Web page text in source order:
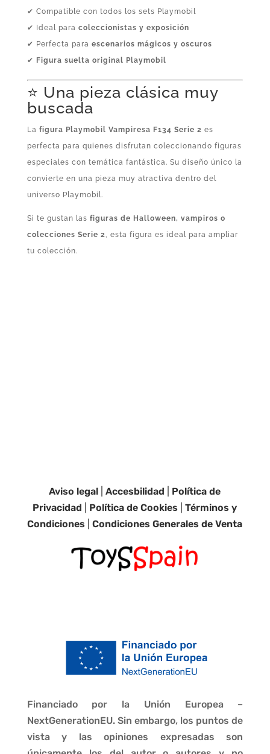
✔ Compatible con todos los sets Playmobil
✔ Ideal para coleccionistas y exposición
✔ Perfecta para escenarios mágicos y oscuros
✔ Figura suelta original Playmobil
⭐ Una pieza clásica muy
buscada
La figura Playmobil Vampiresa F134 Serie 2 es
perfecta para quienes disfrutan coleccionando figuras
especiales con temática fantástica. Su diseño único la
convierte en una pieza muy atractiva dentro del
universo Playmobil.
Si te gustan las figuras de Halloween, vampiros o
colecciones Serie 2
, esta figura es ideal para ampliar
tu colección.
Aviso legal |Accesbilidad
Política de
Privacidad
Política de Cookies |Términos y
Condiciones |Condiciones Generales de Venta
Financiado por la Unión Europea –
NextGenerationEU. Sin embargo, los puntos de
vista y las opiniones expresadas son